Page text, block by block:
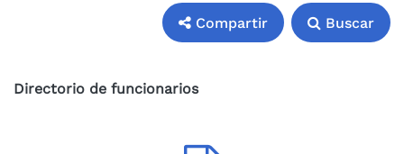
Compartir Buscar
Compartir
Buscar
Directorio de funcionarios